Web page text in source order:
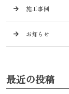
施工事例
お知らせ
最近の投稿